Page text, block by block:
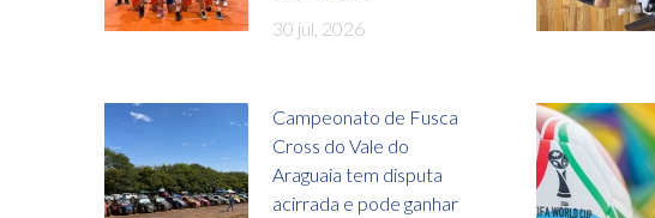
30 jul, 2026
Campeonato de Fusca
Cross do Vale do
Araguaia tem disputa
acirrada e pode ganhar